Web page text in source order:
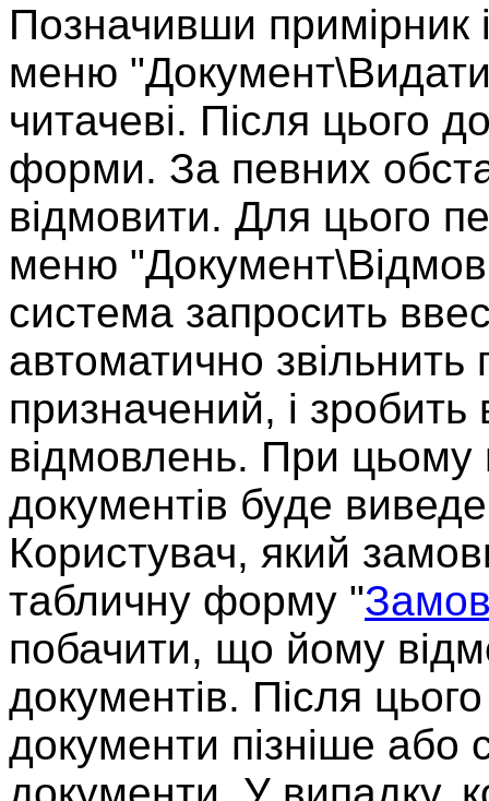
Позначивши примірник
меню
читачеві. Після цього
форми. За певних
відмовити. Для цього
меню
система запросить
автоматично
призначений, і
відмовлень. При цьому
документів буде
Користувач, який
табличну форму "
побачити, що йому
документів. Після
документи пізніше або